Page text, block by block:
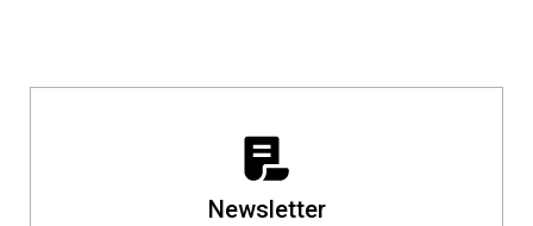
Newsletter